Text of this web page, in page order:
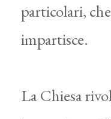
particolari,
impartisce.
La Chiesa